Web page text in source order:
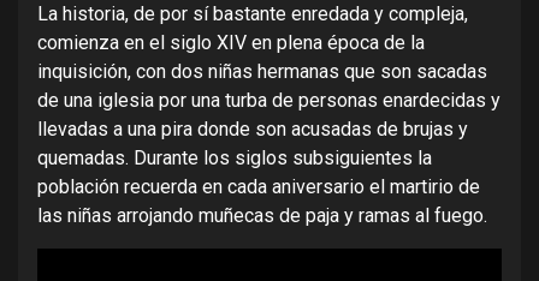
La historia, de por sí bastante enredada y compleja,
comienza en el siglo XIV en plena época de la
inquisición, con dos niñas hermanas que son sacadas
de una iglesia por una turba de personas enardecidas y
llevadas a una pira donde son acusadas de brujas y
quemadas. Durante los siglos subsiguientes la
población recuerda en cada aniversario el martirio de
las niñas arrojando muñecas de paja y ramas al fuego.